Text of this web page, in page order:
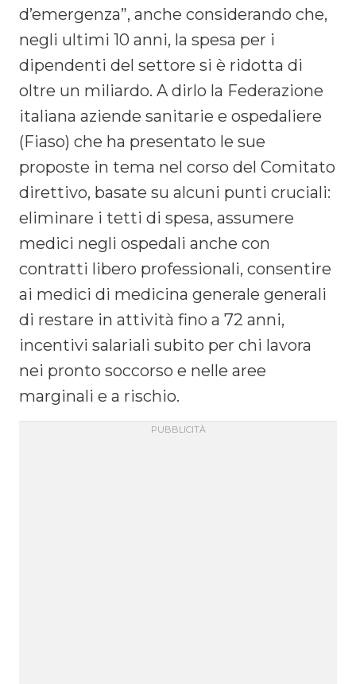
d’emergenza”, anche considerando che,
negli ultimi 10 anni, la spesa per i
dipendenti del settore si è ridotta di
oltre un miliardo. A dirlo la Federazione
italiana aziende sanitarie e ospedaliere
(Fiaso) che ha presentato le sue
proposte in tema nel corso del Comitato
direttivo, basate su alcuni punti cruciali:
eliminare i tetti di spesa, assumere
medici negli ospedali anche con
contratti libero professionali, consentire
ai medici di medicina generale generali
di restare in attività fino a 72 anni,
incentivi salariali subito per chi lavora
nei pronto soccorso e nelle aree
marginali e a rischio.